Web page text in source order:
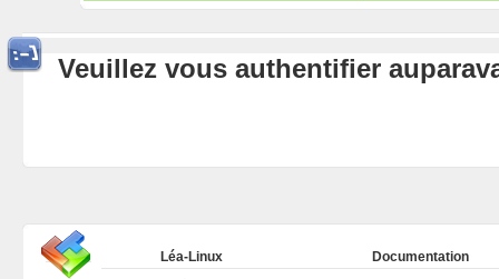
Veuillez vous authentifier
Léa-Linux
Documentation